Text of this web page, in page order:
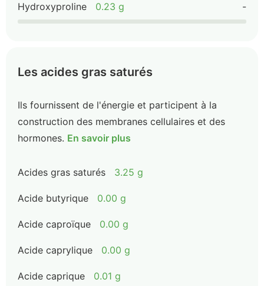
Hydroxyproline 0.23 g -
Les acides gras saturés
Ils fournissent de l'énergie et participent à la
construction des membranes cellulaires et des
hormones. En savoir plus
Acides gras saturés 3.25 g
Acide butyrique 0.00 g
Acide caproïque 0.00 g
Acide caprylique 0.00 g
Acide caprique 0.01 g